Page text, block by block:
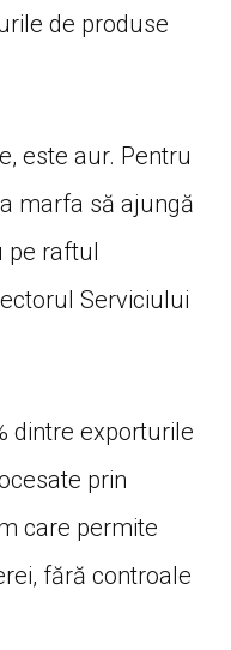
de produse
este aur. Pentru
marfa să ajungă
pe raftul
Serviciului
dintre exporturile
prin
care permite
fără controale